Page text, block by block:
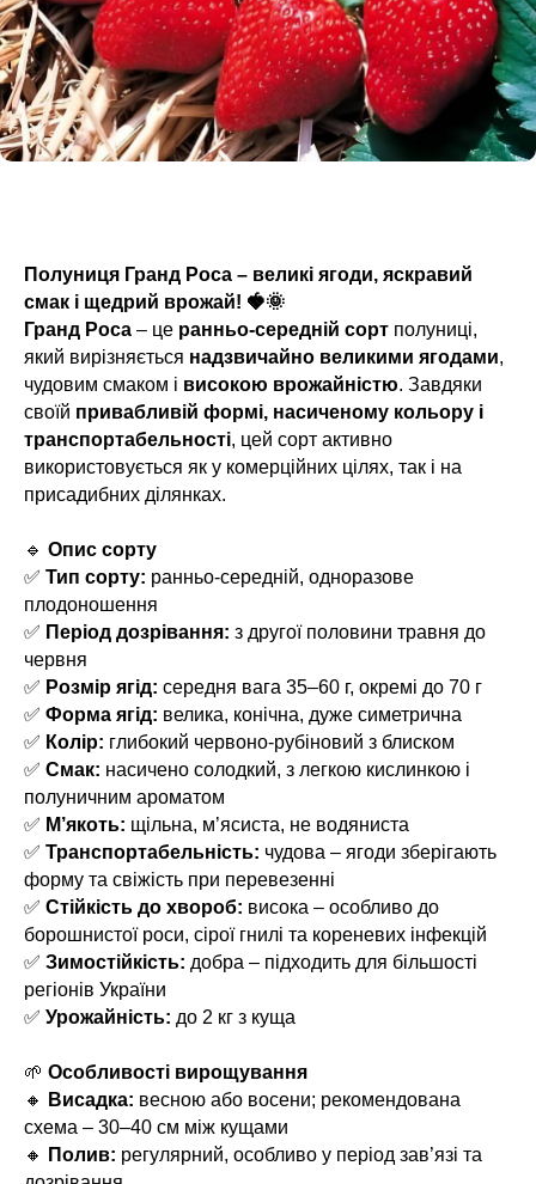
Полуниця Гранд Роса – великі ягоди, яскравий
смак і щедрий врожай! 🍓🌞
Гранд Роса – це ранньо-середній сорт полуниці,
який вирізняється надзвичайно великими ягодами,
чудовим смаком і високою врожайністю. Завдяки
своїй привабливій формі, насиченому кольору і
транспортабельності, цей сорт активно
використовується як у комерційних цілях, так і на
присадибних ділянках.
🔹 Опис сорту
✅ Тип сорту: ранньо-середній, одноразове
плодоношення
✅ Період дозрівання: з другої половини травня до
червня
✅ Розмір ягід: середня вага 35–60 г, окремі до 70 г
✅ Форма ягід: велика, конічна, дуже симетрична
✅ Колір: глибокий червоно-рубіновий з блиском
✅ Смак: насичено солодкий, з легкою кислинкою і
полуничним ароматом
✅ М’якоть: щільна, м’ясиста, не водяниста
✅ Транспортабельність: чудова – ягоди зберігають
форму та свіжість при перевезенні
✅ Стійкість до хвороб: висока – особливо до
борошнистої роси, сірої гнилі та кореневих інфекцій
✅ Зимостійкість: добра – підходить для більшості
регіонів України
✅ Урожайність: до 2 кг з куща
🌱 Особливості вирощування
🔸
Висадка: весною або восени; рекомендована
схема – 30–40 см між кущами
🔸
Полив: регулярний, особливо у період зав’язі та